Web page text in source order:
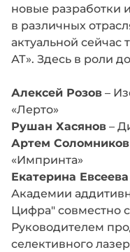
новые разработки
в различных
актуальной
АТ». Здесь в роли
Алексей Розов–
«Лерто»
Рушан Хасянов–
Артем Соломников
«Импринта»
Екатерина Евсеева
Академии
Цифра" совместно
Руководителем
селективного